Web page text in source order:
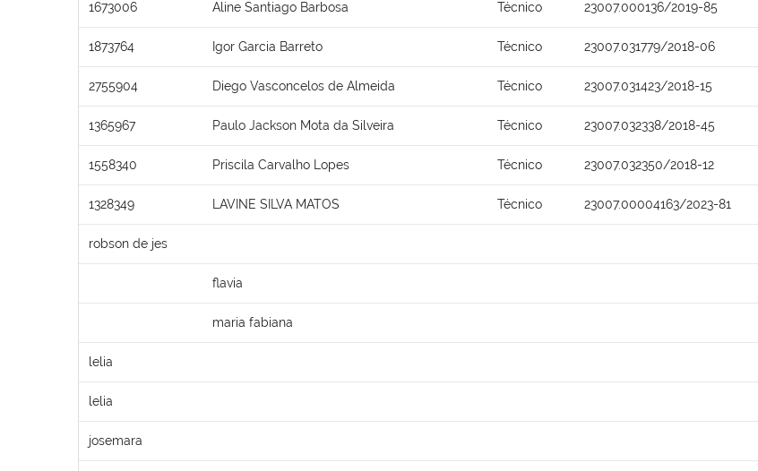
1673006 Aline Santiago Barbosa Técnico 23007.000136/2019-85
1873764 Igor Garcia Barreto Técnico 23007.031779/2018-06
2755904 Diego Vasconcelos de Almeida Técnico 23007.031423/2018-15
1365967 Paulo Jackson Mota da Silveira Técnico 23007.032338/2018-45
1558340 Priscila Carvalho Lopes Técnico 23007.032350/2018-12
1328349 LAVINE SILVA MATOS Técnico 23007.00004163/2023-81
robson de jes
flavia
maria fabiana
lelia
lelia
josemara